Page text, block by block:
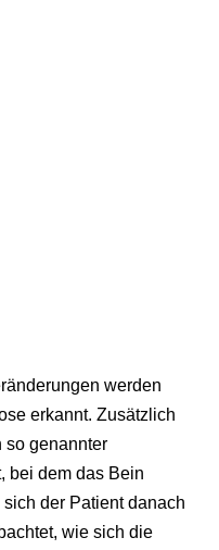
werden
erkannt. Zusätzlich
so genannter
bei dem das Bein
der Patient danach
wie sich die